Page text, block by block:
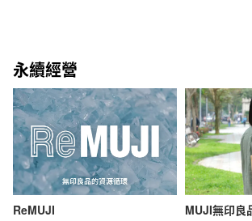
永續經營
ReMUJI MUJI無印良